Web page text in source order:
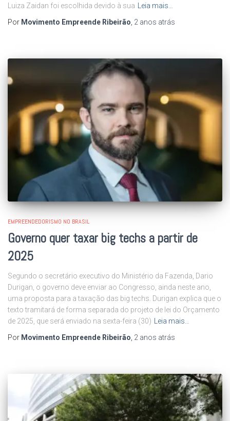
Luiza Zaidan foi escolhida devido à sua Leia mais…
Por Movimento Empreende Ribeirão, 2 anos atrás
EMPREENDEDORISMO NO BRASIL
Governo quer taxar big techs a partir de
2025
Segundo o secretário executivo do Ministério da Fazenda, Dario
Durigan, o governo deve enviar ao Congresso, ainda neste ano,
uma proposta para a taxação das big techs. Durigan explica que o
texto tramitará de forma separada do projeto de lei do Orçamento
de 2025, que será enviado na sexta-feira (30)
Leia mais…
Por Movimento Empreende Ribeirão 2 anos atrás